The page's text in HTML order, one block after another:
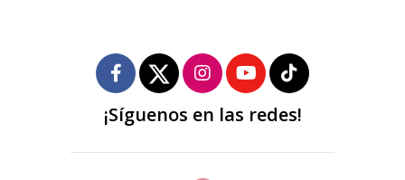
¡Síguenos en las redes!